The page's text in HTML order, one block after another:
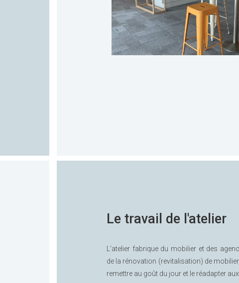
Le travail de l'atelier
L’atelier fabrique du mobilier et des
de la rénovation (revitalisation) de
remettre au goût du jour et le réadapter